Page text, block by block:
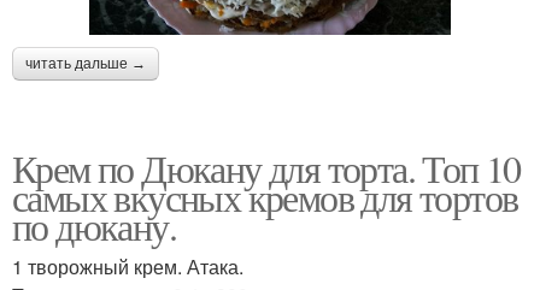
читать дальше →
Крем по Дюкану для торта. Топ 10
самых вкусных кремов для тортов
по дюкану.
1 творожный крем. Атака.